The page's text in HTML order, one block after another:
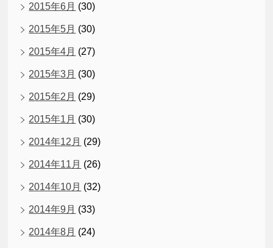
2015年6月 (30)
2015年5月 (30)
2015年4月 (27)
2015年3月 (30)
2015年2月 (29)
2015年1月 (30)
2014年12月 (29)
2014年11月 (26)
2014年10月 (32)
2014年9月 (33)
2014年8月 (24)